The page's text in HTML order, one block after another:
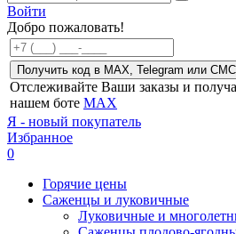
Войти
Добро пожаловать!
Получить код в MAX, Telegram или СМС
Отслеживайте Ваши заказы и
нашем боте MAX
Я - новый покупатель
Избранное
0
Горячие цены
Саженцы и луковичные
Луковичные и